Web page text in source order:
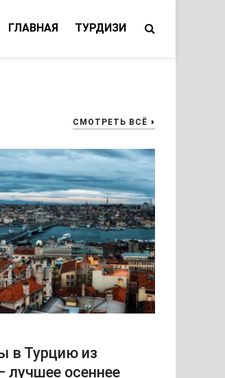
ГЛАВНАЯ ТУРДИЗИ
СМОТРЕТЬ ВСЁ
в Турцию из
лучшее осеннее